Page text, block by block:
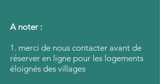
A noter :
1. merci de nous contacter avant de
réserver en ligne pour les logements
éloignés des villages